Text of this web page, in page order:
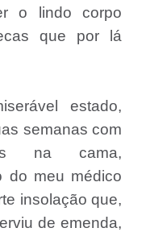
o lindo corpo
que por lá
estado,
semanas com
na cama,
do meu médico
insolação que,
de emenda,